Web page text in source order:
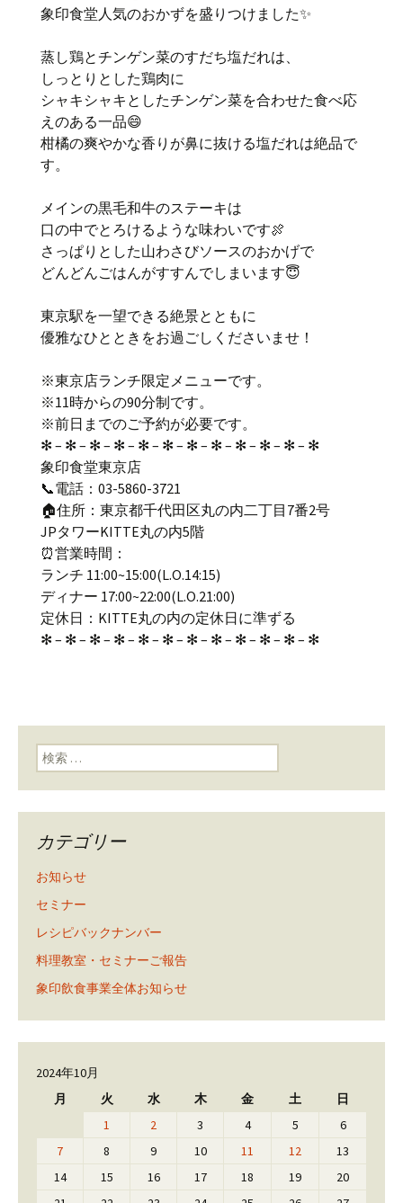
象印食堂人気のおかずを盛りつけました✨
蒸し鶏とチンゲン菜のすだち塩だれは、
しっとりとした鶏肉に
シャキシャキとしたチンゲン菜を合わせた食べ応
えのある一品😄
柑橘の爽やかな香りが鼻に抜ける塩だれは絶品で
す。
メインの黒毛和牛のステーキは
口の中でとろけるような味わいです🍖
さっぱりとした山わさびソースのおかげで
どんどんごはんがすすんでしまいます😇
東京駅を一望できる絶景とともに
優雅なひとときをお過ごしくださいませ！
※東京店ランチ限定メニューです。
※11時からの90分制です。
※前日までのご予約が必要です。
✻ – ✻ – ✻ – ✻ – ✻ – ✻ – ✻ – ✻ – ✻ – ✻ – ✻ – ✻
象印食堂東京店
📞電話：03-5860-3721
🏠住所：東京都千代田区丸の内二丁目7番2号
JPタワーKITTE丸の内5階
⏰営業時間：
ランチ 11:00~15:00(L.O.14:15)
ディナー 17:00~22:00(L.O.21:00)
定休日：KITTE丸の内の定休日に準ずる
✻ – ✻ – ✻ – ✻ – ✻ – ✻ – ✻ – ✻ – ✻ – ✻ – ✻ – ✻
検索:
カテゴリー
お知らせ
セミナー
レシピバックナンバー
料理教室・セミナーご報告
象印飲食事業全体お知らせ
2024年10月
月
火 水 木 金 土
日
1
2 3 4 5
6
7
8 9 10 11 12
13
14
15 16 17 18 19
20